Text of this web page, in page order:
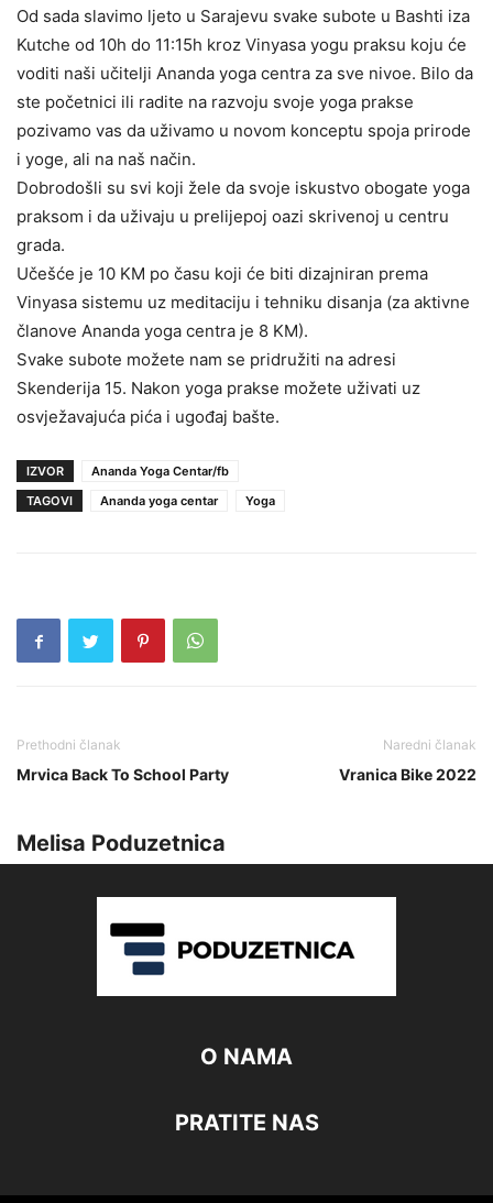
Od sada slavimo ljeto u Sarajevu svake subote u Bashti iza
Kutche od 10h do 11:15h kroz Vinyasa yogu praksu koju će
voditi naši učitelji Ananda yoga centra za sve nivoe. Bilo da
ste početnici ili radite na razvoju svoje yoga prakse
pozivamo vas da uživamo u novom konceptu spoja prirode
i yoge, ali na naš način.
Dobrodošli su svi koji žele da svoje iskustvo obogate yoga
praksom i da uživaju u prelijepoj oazi skrivenoj u centru
grada.
Učešće je 10 KM po času koji će biti dizajniran prema
Vinyasa sistemu uz meditaciju i tehniku disanja (za aktivne
članove Ananda yoga centra je 8 KM).
Svake subote možete nam se pridružiti na adresi
Skenderija 15. Nakon yoga prakse možete uživati uz
osvježavajuća pića i ugođaj bašte.
IZVOR
Ananda Yoga Centar/fb
TAGOVI
Ananda yoga centar Yoga
Prethodni članak
Mrvica Back To School Party
Naredni članak
Vranica Bike 2022
Melisa Poduzetnica
O NAMA
PRATITE NAS